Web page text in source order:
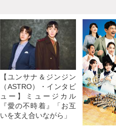
【ユンサナ＆ジンジン
（ASTRO）・インタビ
ュー】ミュージカル
『愛の不時着』「お互
いを支え合いながら」